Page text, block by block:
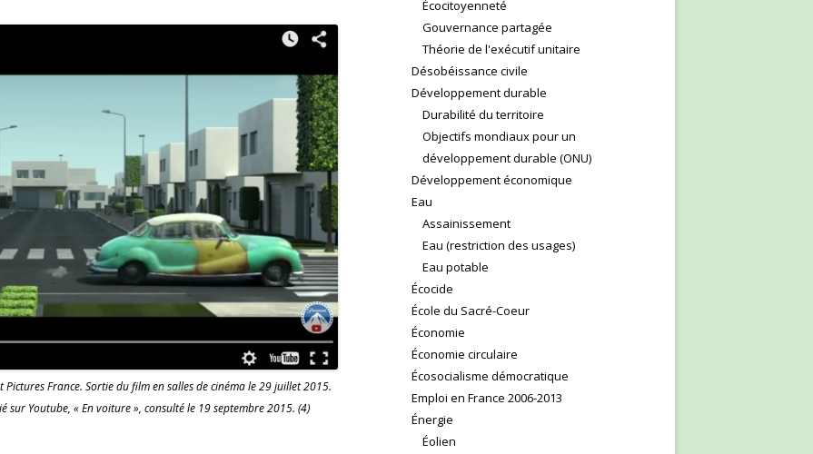
France. Sortie du film en salles de cinéma le 29 juillet 2015.
sur Youtube, « En voiture », consulté le 19 septembre 2015. (4)
Écocitoyenneté
Gouvernance partagée
Théorie de l'exécutif unitaire
Désobéissance civile
Développement durable
Durabilité du territoire
Objectifs mondiaux pour un
développement durable (ONU)
Développement économique
Eau
Assainissement
Eau (restriction des usages)
Eau potable
Écocide
École du Sacré-Coeur
Économie
Économie circulaire
Écosocialisme démocratique
Emploi en France 2006-2013
Énergie
Éolien